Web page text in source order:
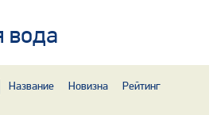
вода
Название Новизна
Рейтинг